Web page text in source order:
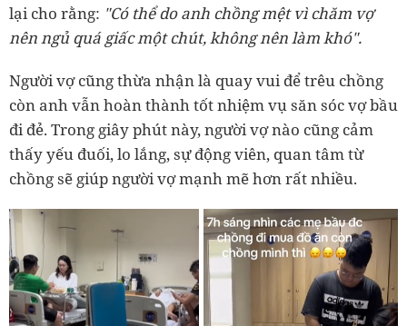
lại cho rằng: "Có thể do anh chồng mệt vì chăm vợ
nên ngủ quá giấc một chút, không nên làm khó".
Người vợ cũng thừa nhận là quay vui để trêu chồng
còn anh vẫn hoàn thành tốt nhiệm vụ săn sóc vợ bầu
đi đẻ. Trong giây phút này, người vợ nào cũng cảm
thấy yếu đuối, lo lắng, sự động viên, quan tâm từ
chồng sẽ giúp người vợ mạnh mẽ hơn rất nhiều.